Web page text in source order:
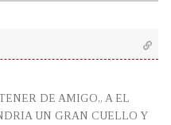
DE AMIGO,, A EL
UN GRAN CUELLO Y